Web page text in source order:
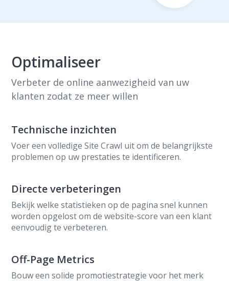
Optimaliseer
Verbeter de online aanwezigheid van uw
klanten zodat ze meer willen
Technische inzichten
Voer een volledige Site Crawl uit om de belangrijkste
problemen op uw prestaties te identificeren.
Directe verbeteringen
Bekijk welke statistieken op de pagina snel kunnen
worden opgelost om de website-score van een klant
eenvoudig te verbeteren.
Off-Page Metrics
Bouw een solide promotiestrategie voor het merk